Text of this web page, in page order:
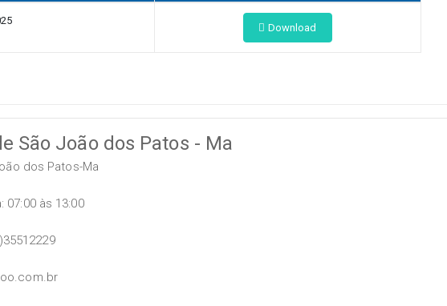
Download
São João dos Patos - Ma
dos Patos-Ma
07:00 às 13:00